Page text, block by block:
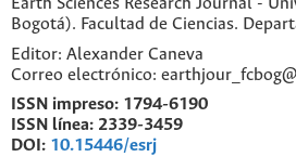
Bogotá). Facultad de Ciencias.
Editor: Alexander Caneva
Correo electrónico:
ISSN impreso: 1794-6190
ISSN línea: 2339-3459
DOI: 10.15446/esrj